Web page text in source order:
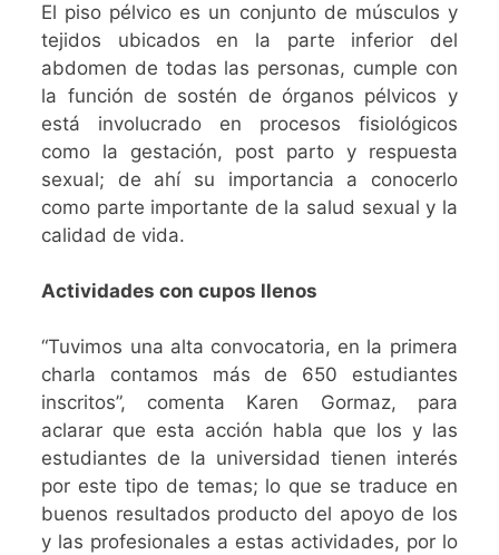
El piso pélvico es un conjunto de músculos y
tejidos ubicados en la parte inferior del
abdomen de todas las personas, cumple con
la función de sostén de órganos pélvicos y
está involucrado en procesos fisiológicos
como la gestación, post parto y respuesta
sexual; de ahí su importancia a conocerlo
como parte importante de la salud sexual y la
calidad de vida.
Actividades con cupos llenos
“Tuvimos una alta convocatoria, en la primera
charla contamos más de 650 estudiantes
inscritos”, comenta Karen Gormaz, para
aclarar que esta acción habla que los y las
estudiantes de la universidad tienen interés
por este tipo de temas; lo que se traduce en
buenos resultados producto del apoyo de los
y las profesionales a estas actividades, por lo